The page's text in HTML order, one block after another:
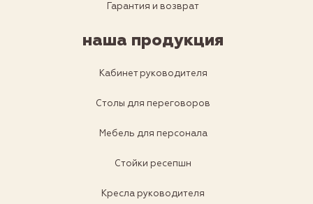
Гарантия и возврат
наша продукция
Кабинет руководителя
Столы для переговоров
Мебель для персонала
Стойки ресепшн
Кресла руководителя